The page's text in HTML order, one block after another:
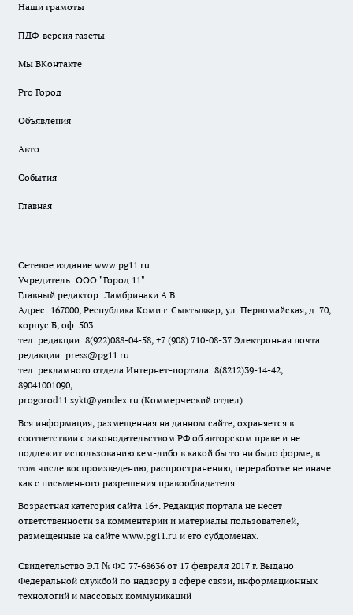
Наши грамоты
ПДФ-версия газеты
Мы ВКонтакте
Pro Город
Объявления
Авто
События
Главная
Сетевое издание www.pg11.ru
Учредитель: ООО "Город 11"
Главный редактор: Ламбринаки А.В.
Адрес: 167000, Республика Коми г. Сыктывкар, ул. Первомайская, д. 70,
корпус Б, оф. 503.
тел. редакции: 8(922)088-04-58, +7 (908) 710-08-37 Электронная почта
редакции: press@pg11.ru.
тел. рекламного отдела Интернет-портала: 8(8212)39-14-42,
89041001090,
progorod11.sykt@yandex.ru (Коммерческий отдел)
Вся информация, размещенная на данном сайте, охраняется в
соответствии с законодательством РФ об авторском праве и не
подлежит использованию кем-либо в какой бы то ни было форме, в
том числе воспроизведению, распространению, переработке не иначе
как с письменного разрешения правообладателя.
Возрастная категория сайта 16+. Редакция портала не несет
ответственности за комментарии и материалы пользователей,
размещенные на сайте www.pg11.ru и его субдоменах.
Свидетельство ЭЛ № ФС 77-68636 от 17 февраля 2017 г. Выдано
Федеральной службой по надзору в сфере связи, информационных
технологий и массовых коммуникаций